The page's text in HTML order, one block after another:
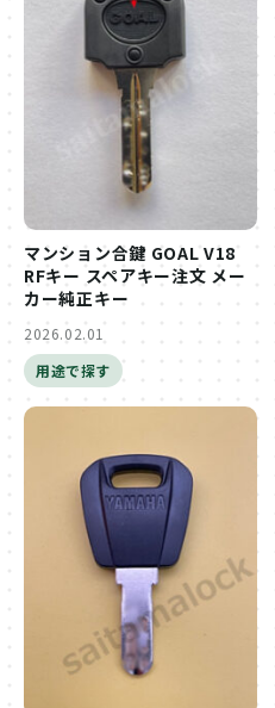
マンション合鍵 GOAL V18
RFキー スペアキー注文 メー
カー純正キー
2026.02.01
用途で探す